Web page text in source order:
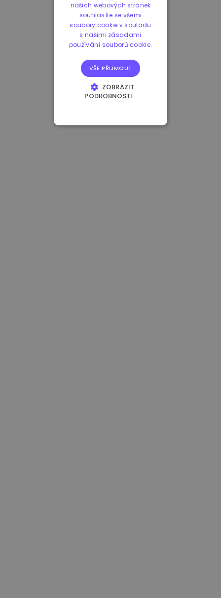
našich webových stránek
souhlasíte se všemi
soubory cookie v souladu
s našimi zásadami
používání souborů cookie.
VŠE PŘIJMOUT
ZOBRAZIT
PODROBNOSTI